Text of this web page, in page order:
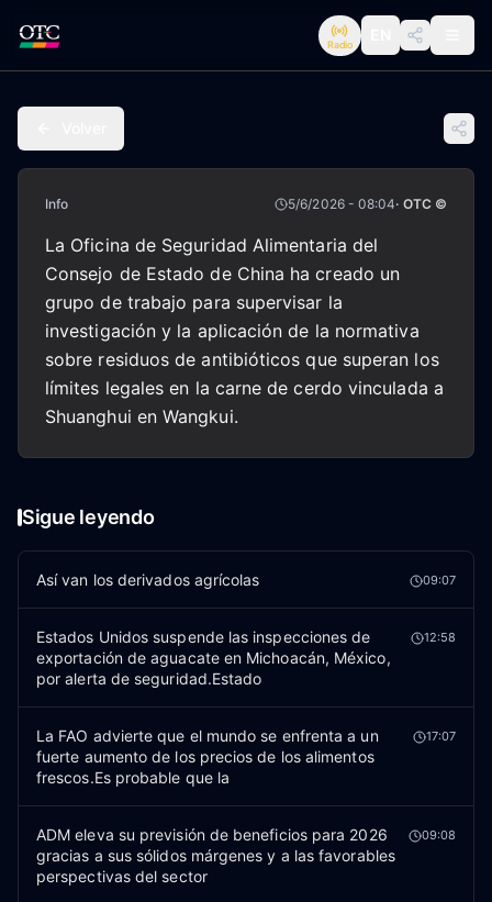
Radio
Info 5/6/2026 - 08:04· OTC ©
La Oficina de Seguridad Alimentaria del
Consejo de Estado de China ha creado un
grupo de trabajo para supervisar la
investigación y la aplicación de la normativa
sobre residuos de antibióticos que superan los
límites legales en la carne de cerdo vinculada a
Shuanghui en Wangkui.
Sigue leyendo
Así van los derivados agrícolas 09:07
Estados Unidos suspende las inspecciones de
exportación de aguacate en Michoacán, México,
por alerta de seguridad.Estado
12:58
La FAO advierte que el mundo se enfrenta a un
fuerte aumento de los precios de los alimentos
frescos.Es probable que la
17:07
ADM eleva su previsión de beneficios para 2026
gracias a sus sólidos márgenes y a las favorables
perspectivas del sector
09:08